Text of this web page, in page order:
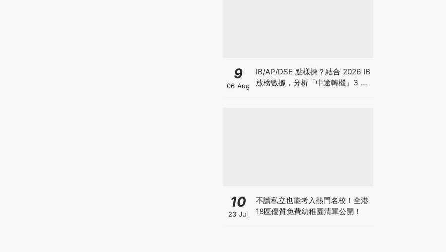
9
06 Aug
IB/AP/DSE 點樣揀？結合 2026 IB
放榜數據，分析「中途轉機」3 大
10
23 Jul
不讀私立也能考入熱門名校！全港
18區優質免費幼稚園清單公開！